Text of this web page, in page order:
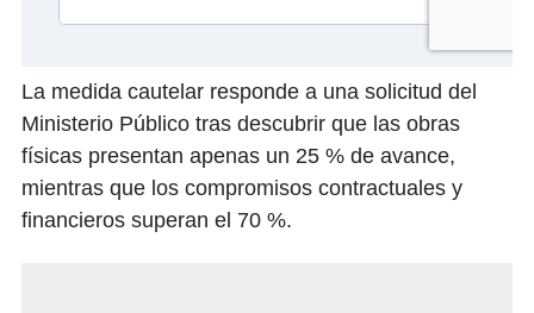
La medida cautelar responde a una solicitud del
Ministerio Público tras descubrir que las obras
físicas presentan apenas un 25 % de avance,
mientras que los compromisos contractuales y
financieros superan el 70 %.